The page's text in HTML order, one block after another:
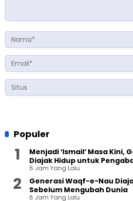
Populer
Menjadi ‘Ismail’ Masa
Diajak Hidup untuk
6 Jam Yang Lalu
Generasi Waqf-e-Nau
Sebelum Mengubah Dunia
6 Jam Yang Lalu